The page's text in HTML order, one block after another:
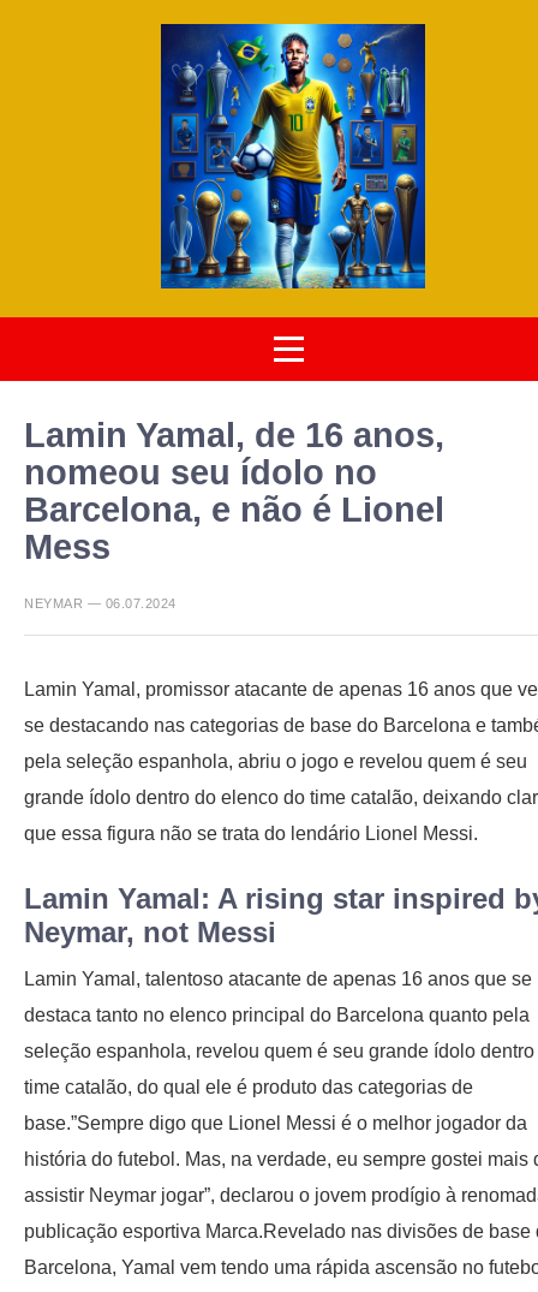
Lamin Yamal, de 16 anos,
nomeou seu ídolo no
Barcelona, e não é Lionel
Mess
NEYMAR — 06.07.2024
Lamin Yamal, promissor atacante de apenas 16 anos que
se destacando nas categorias de base do Barcelona e
pela seleção espanhola, abriu o jogo e revelou quem é seu
grande ídolo dentro do elenco do time catalão, deixando
que essa figura não se trata do lendário Lionel Messi.
Lamin Yamal: A rising star inspired
Neymar, not Messi
Lamin Yamal, talentoso atacante de apenas 16 anos que se
destaca tanto no elenco principal do Barcelona quanto pela
seleção espanhola, revelou quem é seu grande ídolo dentro
time catalão, do qual ele é produto das categorias de
base.”Sempre digo que Lionel Messi é o melhor jogador da
história do futebol. Mas, na verdade, eu sempre gostei mais
assistir Neymar jogar”, declarou o jovem prodígio à
publicação esportiva Marca.Revelado nas divisões de base
Barcelona, Yamal vem tendo uma rápida ascensão no